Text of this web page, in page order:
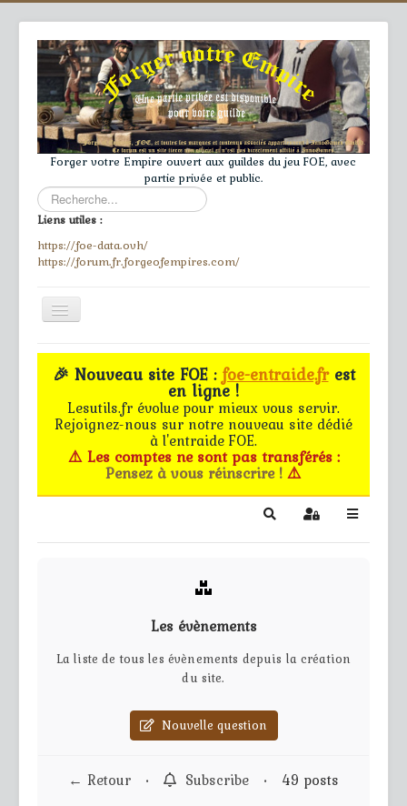
Forger votre Empire ouvert aux guildes du jeu FOE, avec
partie privée et public.
Rechercher
Liens utiles :
https://foe-data.ovh/
https://forum.fr.forgeofempires.com/
Toggle
Navigation
≡
Accueil
Le forum
Les G.M.s
Partie privée
Contact
🎉 Nouveau site FOE :foe-entraide.frest
en ligne !
Lesutils.fr évolue pour mieux vous servir.
Rejoignez-nous sur notre nouveau site dédié
à l'entraide FOE.
⚠️ Les comptes ne sont pas transférés :
Pensez à vous réinscrire !⚠️
SearchSign In
Les évènements
La liste de tous les évènements depuis la création
du site.
Nouvelle question
← Retour • Subscribe • 49 posts